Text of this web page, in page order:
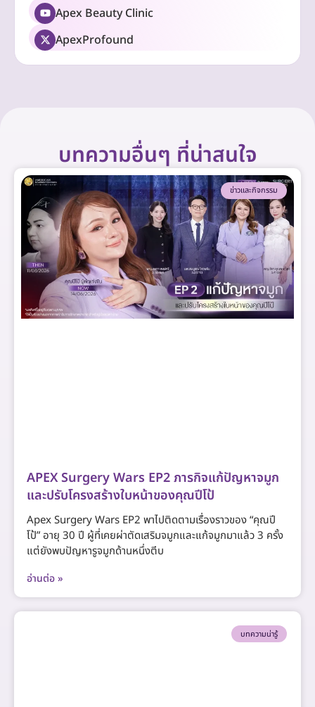
Apex Beauty Clinic
ApexProfound
บทความอื่นๆ ที่น่าสนใจ
ข่าวและกิจกรรม
APEX Surgery Wars EP2 ภารกิจแก้ปัญหาจมูก
และปรับโครงสร้างใบหน้าของคุณปีโป้
Apex Surgery Wars EP2 พาไปติดตามเรื่องราวของ “คุณปี
โป้” อายุ 30 ปี ผู้ที่เคยผ่าตัดเสริมจมูกและแก้จมูกมาแล้ว 3 ครั้ง
แต่ยังพบปัญหารูจมูกด้านหนึ่งตีบ
อ่านต่อ »
บทความน่ารู้